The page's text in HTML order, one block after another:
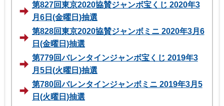
第827回東京2020協賛ジャンボ宝くじ 2020年3
月6日(金曜日)抽選
第828回東京2020協賛ジャンボミニ 2020年3月6
日(金曜日)抽選
第779回バレンタインジャンボ宝くじ 2019年3
月5日(火曜日)抽選
第780回バレンタインジャンボミニ 2019年3月5
日(火曜日)抽選